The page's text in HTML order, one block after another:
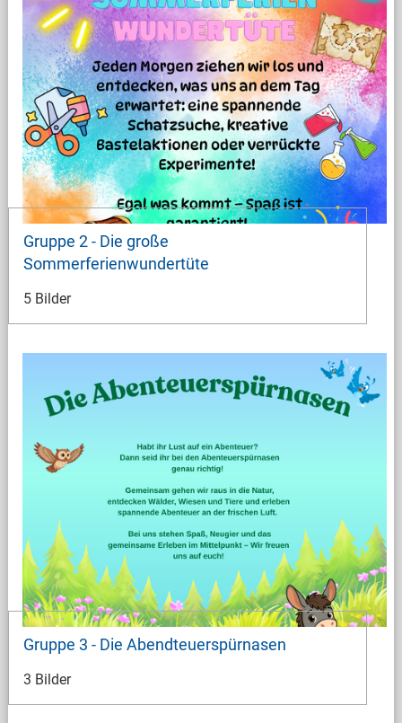
Gruppe 2 - Die große
Sommerferienwundertüte
5 Bilder
Gruppe 3 - Die Abendteuerspürnasen
3 Bilder